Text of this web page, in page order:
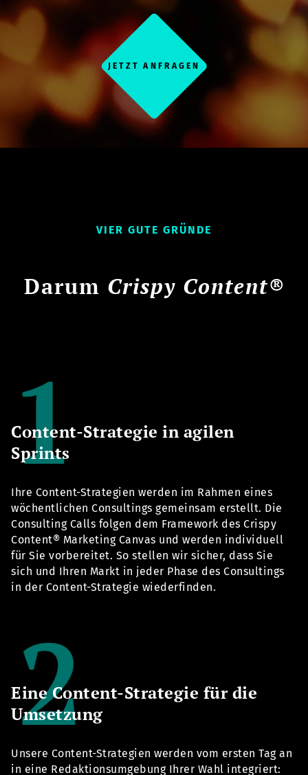
JETZT ANFRAGEN
VIER GUTE GRÜNDE
Darum Crispy Content®
Content-Strategie in agilen
Sprints
Ihre Content-Strategien werden im Rahmen eines
wöchentlichen Consultings gemeinsam erstellt. Die
Consulting Calls folgen dem Framework des Crispy
Content® Marketing Canvas und werden individuell
für Sie vorbereitet. So stellen wir sicher, dass Sie
sich und Ihren Markt in jeder Phase des Consultings
in der Content-Strategie wiederfinden.
Eine Content-Strategie für die
Umsetzung
Unsere Content-Strategien werden vom ersten Tag an
in eine Redaktionsumgebung Ihrer Wahl integriert: